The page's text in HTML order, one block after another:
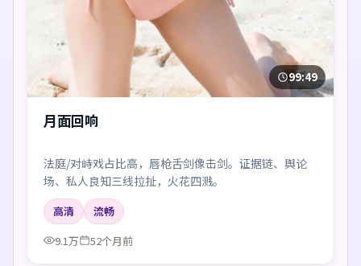
99:49
月面回响
法庭/对峙戏占比高，唇枪舌剑像击剑。证据链、舆论
场、私人良知三线拉扯，火花四溅。
高清
流畅
9.1万
52个月前